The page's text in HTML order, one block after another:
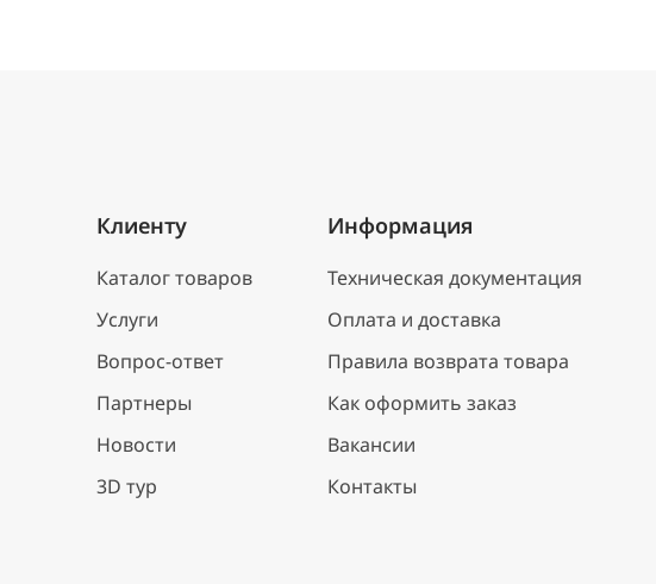
Клиенту
Каталог товаров
Услуги
Вопрос-ответ
Партнеры
Новости
3D тур
Информация
Техническая документация
Оплата и доставка
Правила возврата товара
Как оформить заказ
Вакансии
Контакты